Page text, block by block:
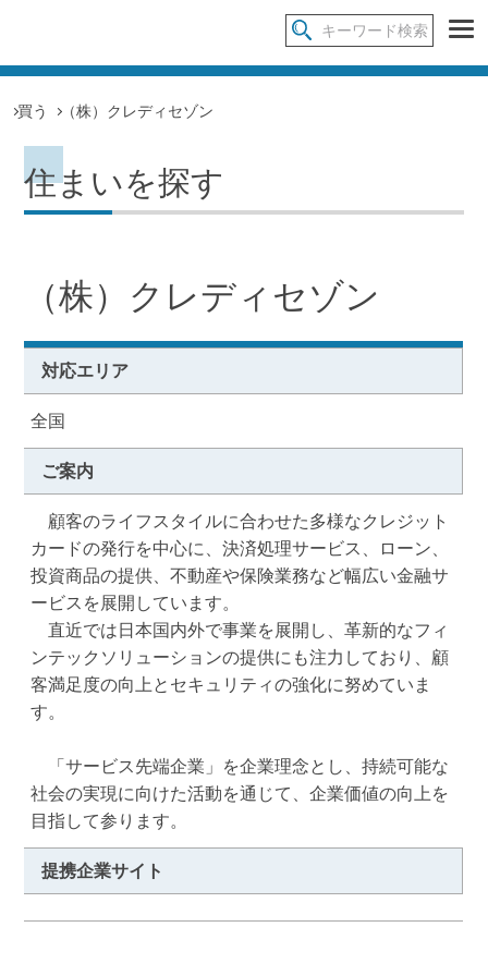
買う （株）クレディセゾン
住まいを探す
（株）クレディセゾン
対応エリア
全国
ご案内
顧客のライフスタイルに合わせた多様なクレジット
カードの発行を中心に、決済処理サービス、ローン、
投資商品の提供、不動産や保険業務など幅広い金融サ
ービスを展開しています。
直近では日本国内外で事業を展開し、革新的なフィ
ンテックソリューションの提供にも注力しており、顧
客満足度の向上とセキュリティの強化に努めていま
す。
「サービス先端企業」を企業理念とし、持続可能な
社会の実現に向けた活動を通じて、企業価値の向上を
目指して参ります。
提携企業サイト